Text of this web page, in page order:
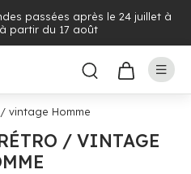
passées après le 24 juillet à
partir du 17 août
vintage Homme
/ VINTAGE